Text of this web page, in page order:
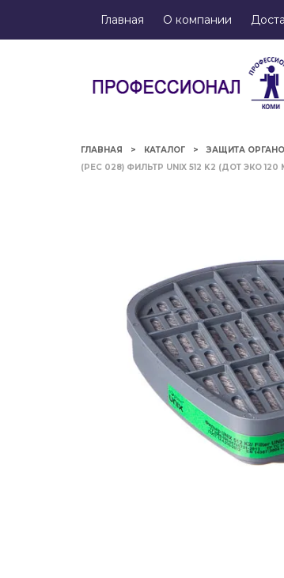
Главная О компании
ГЛАВНАЯ КАТАЛОГ ЗАЩИТА
(РЕС 028) ФИЛЬТР UNIX 512 K2 (ДОТ ЭКО 120